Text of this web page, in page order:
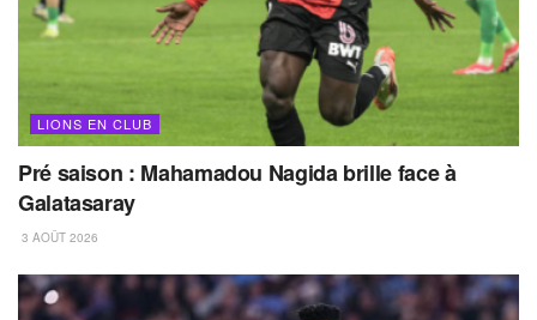
LIONS EN CLUB
Pré saison : Mahamadou Nagida brille face à
Galatasaray
3 AOÛT 2026